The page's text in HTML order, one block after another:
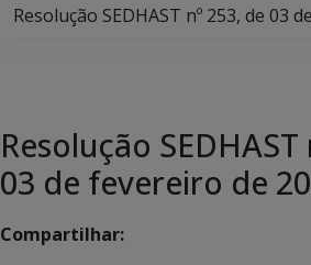
Resolução SEDHAST nº 253, de 03
Resolução SEDHAST
03 de fevereiro de
Compartilhar: